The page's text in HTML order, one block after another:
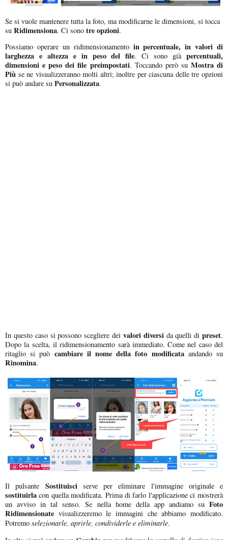
Se si vuole mantenere tutta la foto, ma modificarne le dimensioni, si tocca
su Ridimensiona. Ci sono tre opzioni.
Possiamo operare un ridimensionamentoin percentuale, in valori di
larghezza e altezza e in peso del file. Ci sono giàpercentuali,
dimensioni e peso dei file preimpostati. Toccando però su Mostra di
Più se ne visualizzeranno molti altri; inoltre per ciascuna delle tre opzioni
si può andare su Personalizzata.
In questo caso si possono scegliere dei valori diversida quelli di preset.
Dopo la scelta, il ridimensionamento sarà immediato. Come nel caso del
ritaglio si può cambiare il nome della foto modificataandando su
Rinomina.
Il pulsante Sostituisci serve per eliminare l'immagine originale e
sostituirla con quella modificata. Prima di farlo l'applicazione ci mostrerà
un avviso in tal senso. Se nella home della app andiamo su Foto
Ridimensionate visualizzeremo le immagini che abbiamo modificato.
Potremo selezionarle, aprirle, condividerle e eliminarle.